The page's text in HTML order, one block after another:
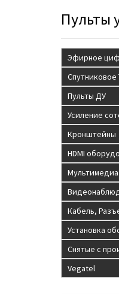
Пульты
Эфирное
Спутниковое
Пульты ДУ
Усиление
Кронштейны
HDMI
Мультимедиа
Кабель,
Установка
Снятые с
Vegatel